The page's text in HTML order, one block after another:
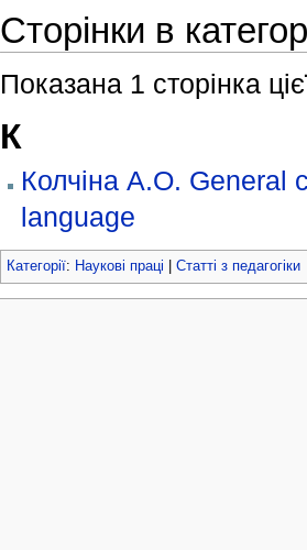
Сторінки в
Показана 1 сторінка
К
Колчіна А.О. General
language
Категорії: Наукові праці Статті з педагогіки